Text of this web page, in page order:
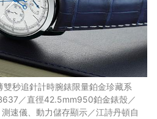
秒追針計時腕錶限量鉑金珍藏系
／直徑42.5mm950鉑金錶殼／
速儀、動力儲存顯示／江詩丹頓自